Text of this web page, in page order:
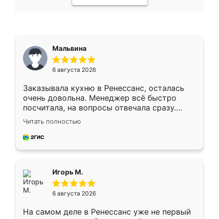
Мальвина
6 августа 2026
Заказывала кухню в Ренессанс, осталась
очень довольна. Менеджер всё быстро
посчитала, на вопросы отвечала сразу.
Замерщик приехал в субботу, подошёл к
делу со всей ответственностью. Собрали
за день, ребята работали аккуратно, даже
Читать полностью
Игорь М.
6 августа 2026
На самом деле в Ренессанс уже не первый